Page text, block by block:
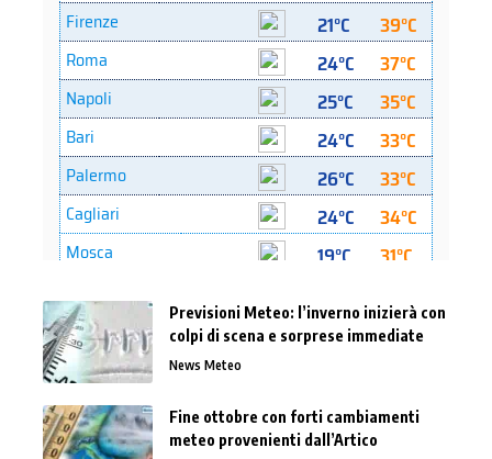
Previsioni Meteo: l’inverno inizierà con
colpi di scena e sorprese immediate
News Meteo
Fine ottobre con forti cambiamenti
meteo provenienti dall’Artico